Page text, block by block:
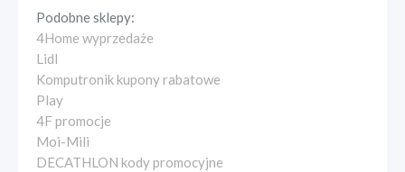
Podobne sklepy:
4Home wyprzedaże
Lidl
Komputronik kupony rabatowe
Play
4F promocje
Moi-Mili
DECATHLON kody promocyjne